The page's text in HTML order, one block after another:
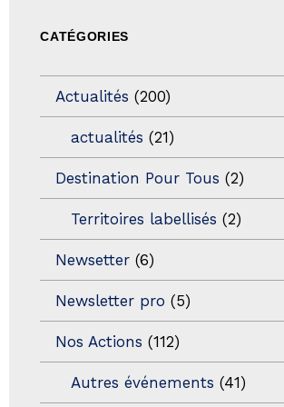
CATÉGORIES
Actualités (200)
actualités (21)
Destination Pour Tous (2)
Territoires labellisés (2)
Newsetter (6)
Newsletter pro (5)
Nos Actions (112)
Autres événements (41)